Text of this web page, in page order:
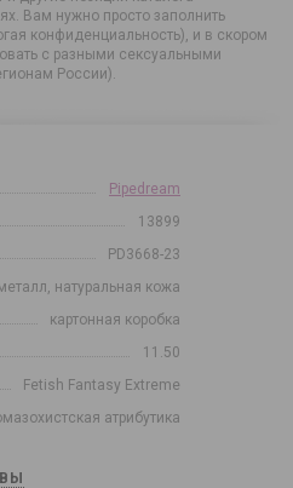
Вам нужно просто заполнить
конфиденциальность), и в скором
с разными сексуальными
России).
Pipedream
13899
PD3668-23
натуральная кожа
картонная коробка
11.50
Fetish Fantasy Extreme
атрибутика